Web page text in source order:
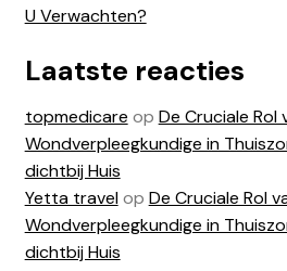
U Verwachten?
Laatste reacties
topmedicare op De Cruciale Rol
Wondverpleegkundige in
dichtbij Huis
Yetta travelop De Cruciale Rol
Wondverpleegkundige in
dichtbij Huis